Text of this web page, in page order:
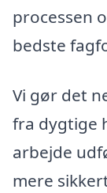
processen
bedste
Vi gør det
fra dygtige
arbejde
mere